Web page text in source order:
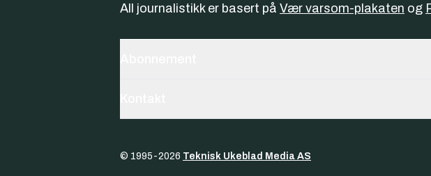
All journalistikk er basert på Vær varsom-plakaten og
© 1995-2026 Teknisk Ukeblad Media AS